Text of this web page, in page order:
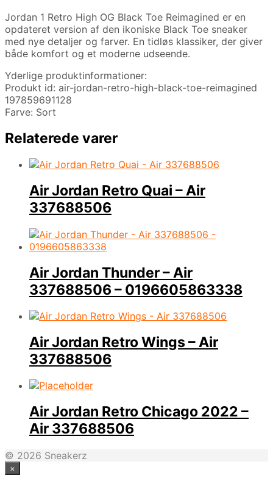
Jordan 1 Retro High OG Black Toe Reimagined er en
opdateret version af den ikoniske Black Toe sneaker
med nye detaljer og farver. En tidløs klassiker, der giver
både komfort og et moderne udseende.
Yderlige produktinformationer:
Produkt id: air-jordan-retro-high-black-toe-reimagined
197859691128
Farve: Sort
Relaterede varer
Air Jordan Retro Quai – Air
337688506
Air Jordan Thunder – Air
337688506 – 0196605863338
Air Jordan Retro Wings – Air
337688506
Air Jordan Retro Chicago 2022 –
Air 337688506
© 2026 Sneakerz
×